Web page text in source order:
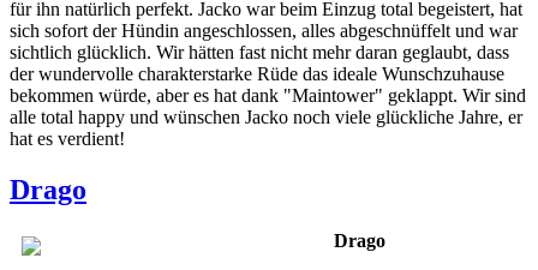
für ihn natürlich perfekt. Jacko war beim Einzug total begeistert, hat
sich sofort der Hündin angeschlossen, alles abgeschnüffelt und war
sichtlich glücklich. Wir hätten fast nicht mehr daran geglaubt, dass
der wundervolle charakterstarke Rüde das ideale Wunschzuhause
bekommen würde, aber es hat dank "Maintower" geklappt. Wir sind
alle total happy und wünschen Jacko noch viele glückliche Jahre, er
hat es verdient!
Drago
Drago